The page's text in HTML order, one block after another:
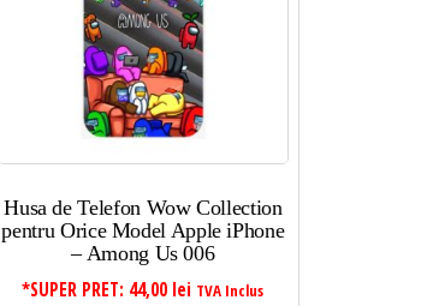
Husa de Telefon Wow Collection
pentru Orice Model Apple iPhone
– Among Us 006
*SUPER PRET: 44,00 lei TVA Inclus